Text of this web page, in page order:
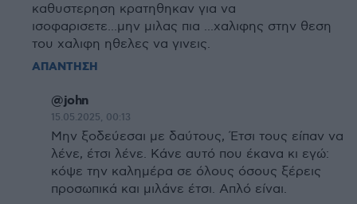
καθυστερηση κρατηθηκαν για να
ισοφαρισετε...μην μιλας πια ...χαλιφης στην θεση
του χαλιφη ηθελες να γινεις.
ΑΠΑΝΤΗΣΗ
@john
15.05.2025, 00:13
Μην ξοδεύεσαι με δαύτους, Έτσι τους είπαν να
λένε, έτσι λένε. Κάνε αυτό που έκανα κι εγώ:
κόψε την καλημέρα σε όλους όσους ξέρεις
προσωπικά και μιλάνε έτσι. Απλό είναι.